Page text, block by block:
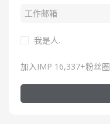
我是人.
加入IMP 16,337+粉丝圈